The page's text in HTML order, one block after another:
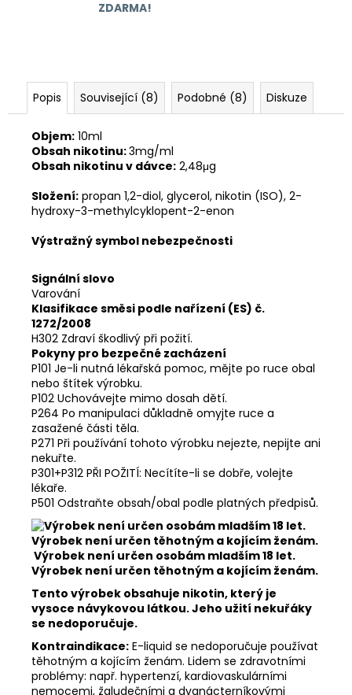
ZDARMA!
Popis Související (8) Podobné (8) Diskuze
Objem: 10ml
Obsah nikotinu:3mg/ml
Obsah nikotinu v dávce: 2,48μg
Složení: propan 1,2-diol, glycerol, nikotin (ISO), 2-
hydroxy-3-methylcyklopent-2-enon
Výstražný symbol nebezpečnosti
Signální slovo
Varování
Klasifikace směsi podle nařízení (ES) č.
1272/2008
H302 Zdraví škodlivý při požití.
Pokyny pro bezpečné zacházení
P101 Je-li nutná lékařská pomoc, mějte po ruce obal
nebo štítek výrobku.
P102 Uchovávejte mimo dosah dětí.
P264 Po manipulaci důkladně omyjte ruce a
zasažené části těla.
P271 Při používání tohoto výrobku nejezte, nepijte ani
nekuřte.
P301+P312 PŘI POŽITÍ: Necítíte-li se dobře, volejte
lékaře.
P501 Odstraňte obsah/obal podle platných předpisů.
Výrobek není určen osobám mladším 18 let.
Výrobek není určen těhotným a kojícím ženám.
Tento výrobek obsahuje nikotin, který je
vysoce návykovou látkou. Jeho užití nekuřáky
se nedoporučuje.
Kontraindikace: E-liquid se nedoporučuje používat
těhotným a kojícím ženám. Lidem se zdravotními
problémy: např. hypertenzí, kardiovaskulárními
nemocemi, žaludečními a dvanácterníkovými